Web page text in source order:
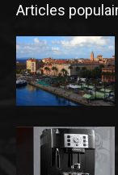
Articles